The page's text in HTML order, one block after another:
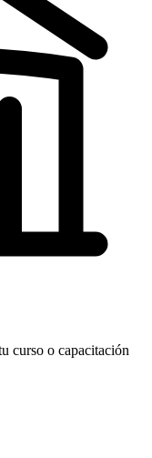
curso o capacitación